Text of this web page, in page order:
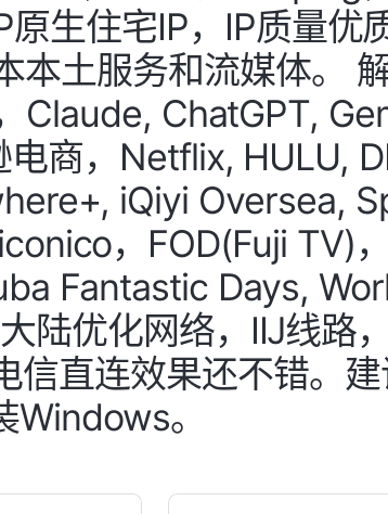
原生住宅IP，IP质量优
本土服务和流媒体。
ChatGPT,
商，Netflix, HULU,
iQiyi Oversea,
，FOD(Fuji TV)
Fantastic Days,
陆优化网络，IIJ线路
信直连效果还不错。
。